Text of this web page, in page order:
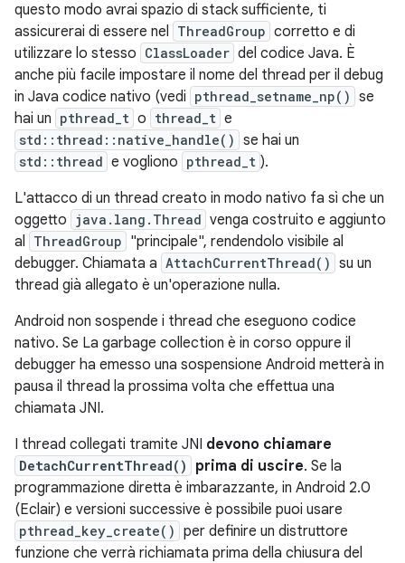
questo modo avrai spazio di stack sufficiente, ti
assicurerai di essere nel ThreadGroup corretto e di
utilizzare lo stesso ClassLoader del codice Java. È
anche più facile impostare il nome del thread per il debug
in Java codice nativo (vedi pthread_setname_np() se
hai un pthread_t o thread_t e
std::thread::native_handle() se hai un
std::thread e vogliono pthread_t ).
L'attacco di un thread creato in modo nativo fa sì che un
oggetto java.lang.Thread venga costruito e aggiunto
al ThreadGroup "principale", rendendolo visibile al
debugger. Chiamata a AttachCurrentThread() su un
thread già allegato è un'operazione nulla.
Android non sospende i thread che eseguono codice
nativo. Se La garbage collection è in corso oppure il
debugger ha emesso una sospensione Android metterà in
pausa il thread la prossima volta che effettua una
chiamata JNI.
I thread collegati tramite JNI devono chiamare
DetachCurrentThread() prima di uscire. Se la
programmazione diretta è imbarazzante, in Android 2.0
(Eclair) e versioni successive è possibile puoi usare
pthread_key_create() per definire un distruttore
funzione che verrà richiamata prima della chiusura del